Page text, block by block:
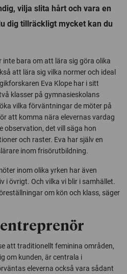
vilja slita hårt och vara en
dig tillräckligt mycket kan du
bara om att lära sig göra olika
att lära sig vilka normer och ideal
Eva Klope har i sitt
klasser på gymnasieskolans
vilka förväntningar de möter på
att komma nära elevernas vardag
observation, det vill säga hon
och raster. Eva har själv en
inom frisörutbildning.
inom olika yrken har även
i övrigt. Och vilka vi blir i samhället.
om kön och klass, säger
entreprenör
att traditionellt feminina områden,
om kunden, är centrala i
eleverna också vara sådant